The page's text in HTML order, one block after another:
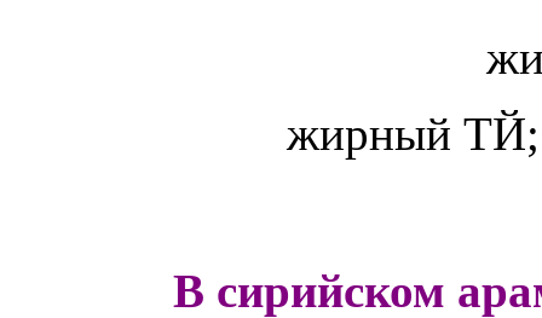
жирный ТЙ;
В сирийском